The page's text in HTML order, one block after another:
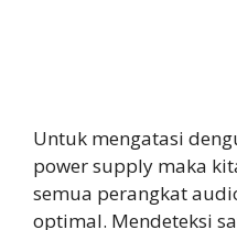
Untuk mengatasi
power supply maka
semua perangkat
optimal. Mendeteksi